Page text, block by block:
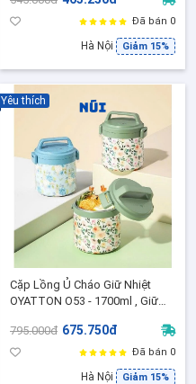
Đã bán 0
Hà Nội Giảm 15%
Cặp Lồng Ủ Cháo Giữ Nhiệt
OYATTON O53 - 1700ml , Giữ
Tràn
795.000đ 675.750đ
Đã bán 0
Hà Nội Giảm 15%
Yêu thích